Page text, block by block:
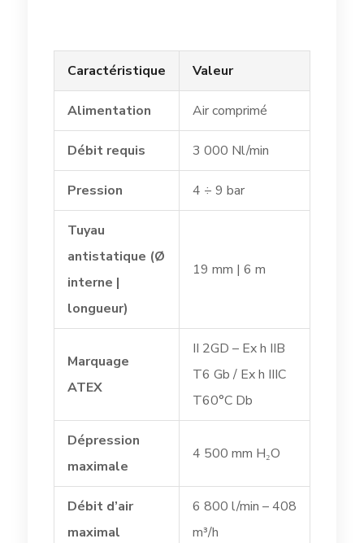
Caractéristique Valeur
Alimentation Air comprimé
Débit requis 3 000 Nl/min
Pression 4 ÷ 9 bar
Tuyau
antistatique (Ø
interne |
longueur)
19 mm | 6 m
Marquage
ATEX
II 2GD – Ex h IIB
T6 Gb / Ex h IIIC
T60°C Db
Dépression
maximale
4 500 mm H₂O
Débit d’air
maximal
6 800 l/min – 408
m³/h